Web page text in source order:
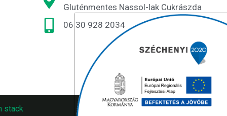
Gluténmentes Nassol-lak Cukrászda
06 30 928 2034
stack